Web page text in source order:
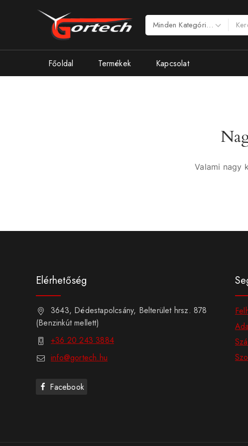
Főoldal Termékek Kapcsolat
Valami nagy
Elérhetőség
3643, Dédestapolcsány, Belterület hrsz. 878
(Benzinkút mellett)
+36 20 243 3884
info@gortech.hu
Facebook